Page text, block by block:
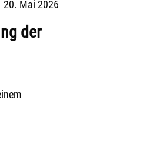
20. Mai 2026
der